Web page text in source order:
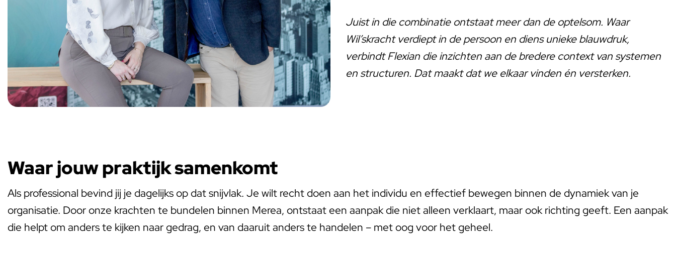
Juist in die combinatie ontstaat meer dan de optelsom. Waar
Wil’skracht verdiept in de persoon en diens unieke blauwdruk,
verbindt Flexian die inzichten aan de bredere context van systemen
en structuren. Dat maakt dat we elkaar vinden én versterken.
Waar jouw praktijk samenkomt
Als professional bevind jij je dagelijks op dat snijvlak. Je wilt recht doen aan het individu en effectief bewegen binnen de dynamiek van je
organisatie. Door onze krachten te bundelen binnen Merea, ontstaat een aanpak die niet alleen verklaart, maar ook richting geeft. Een aanpak
die helpt om anders te kijken naar gedrag, en van daaruit anders te handelen – met oog voor het geheel.